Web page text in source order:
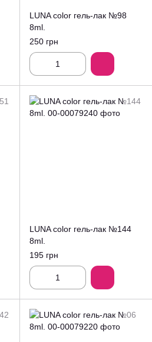
LUNA color гель-лак №98
8ml.
250 грн
LUNA color гель-лак №144
8ml.
195 грн